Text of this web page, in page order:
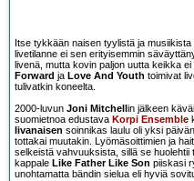
Itse tykkään naisen tyylistä ja
livetilanne ei sen erityisemmin
livenä, mutta kovin paljon uutta keikka ei
Forward ja Love And Youth toimivat
tulivatkin koneelta.
2000-luvun Joni Mitchell in jälkeen
suomietnoa edustava Korpi Ensemble
Iivanaisen soinnikas laulu oli yksi
tottakai muutakin. Lyömäsoittimien ja
selkeistä vahvuuksista, sillä se
kappale Like Father Like Son piiskasi
unohtamatta bändin sielua eli hyviä